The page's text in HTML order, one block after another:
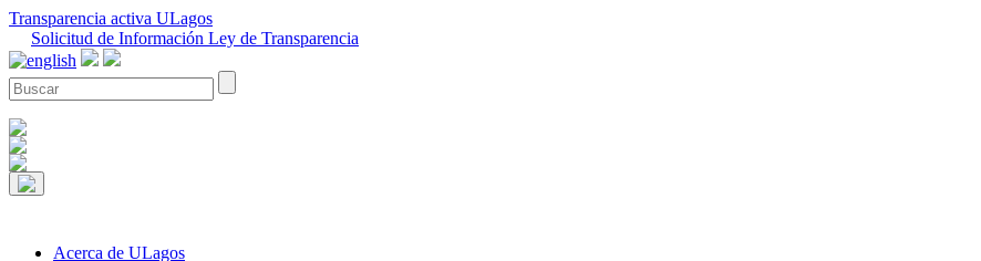
Transparencia activa ULagos
Solicitud de Información Ley de Transparencia
Acerca de ULagos